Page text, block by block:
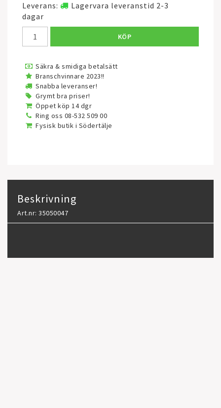
Leverans:
Lagervara leveranstid 2-3
dagar
KÖP
Säkra & smidiga betalsätt
Branschvinnare 2023!!
Snabba leveranser!
Grymt bra priser!
Öppet köp 14 dgr
Ring oss 08-532 509 00
Fysisk butik i Södertälje
Beskrivning
Art.nr: 35050047